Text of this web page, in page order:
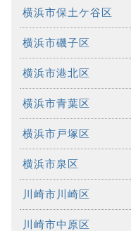
横浜市保土ケ谷区
横浜市磯子区
横浜市港北区
横浜市青葉区
横浜市戸塚区
横浜市泉区
川崎市川崎区
川崎市中原区